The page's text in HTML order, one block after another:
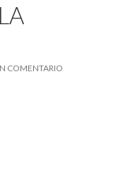
COMENTARIO